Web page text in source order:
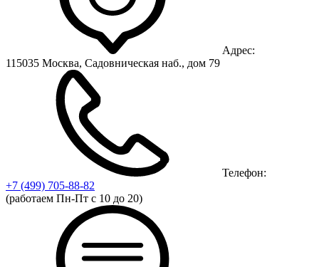
Адрес:
115035 Москва, Садовническая наб., дом 79
Телефон:
+7 (499) 705-88-82
(работаем Пн-Пт с 10 до 20)